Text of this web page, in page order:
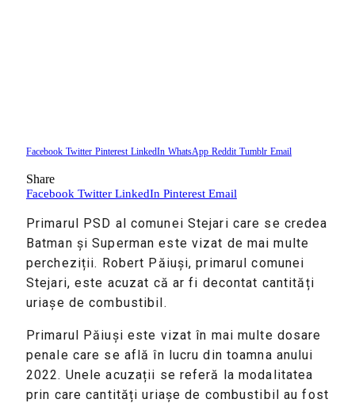
Facebook Twitter Pinterest LinkedIn WhatsApp Reddit Tumblr Email
Share
Facebook Twitter LinkedIn Pinterest Email
Primarul PSD al comunei Stejari care se credea
Batman și Superman este vizat de mai multe
percheziții. Robert Păiuși, primarul comunei
Stejari, este acuzat că ar fi decontat cantități
uriașe de combustibil.
Primarul Păiuși este vizat în mai multe dosare
penale care se află în lucru din toamna anului
2022. Unele acuzații se referă la modalitatea
prin care cantități uriașe de combustibil au fost